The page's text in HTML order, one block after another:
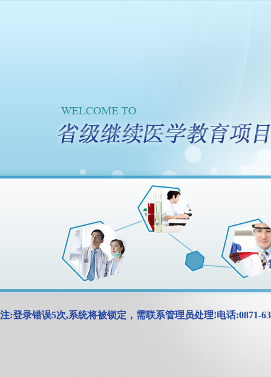
注:登录错误5次,系统将被锁定，需联系管理员处理!电话:0871-